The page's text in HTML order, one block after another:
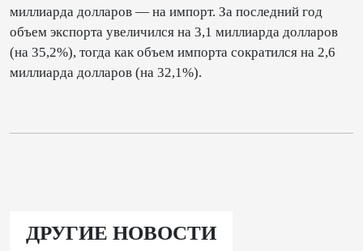
миллиарда долларов — на импорт. За последний год
объем экспорта увеличился на 3,1 миллиарда долларов
(на 35,2%), тогда как объем импорта сократился на 2,6
миллиарда долларов (на 32,1%).
ДРУГИЕ НОВОСТИ